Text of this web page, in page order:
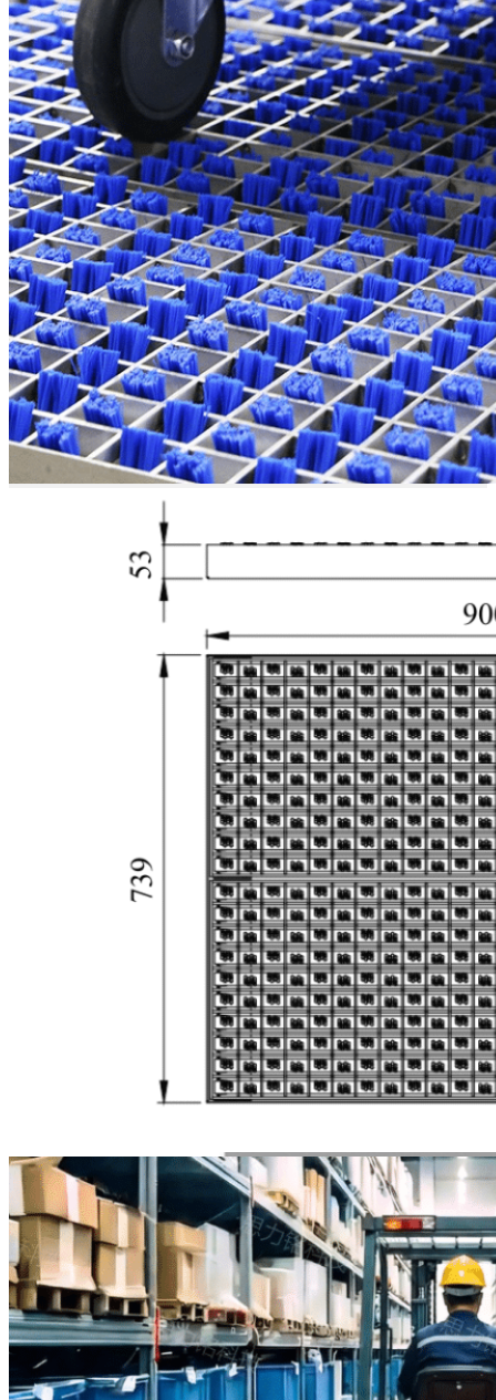
y robusto
Fabricado en acero
inoxidable 304, este
sistema está diseñado
para vehículos de gran
tonelaje y entornos
industriales exigentes. Es
compatible con una
amplia gama de equipos —
entre los que se incluyen
vehículos guiados
automáticamente (AGV),
robots móviles autónomos
(AMR), carretillas
elevadoras compactas y
carretillas elevadoras con
conductor a bordo— y
tiene una capacidad de
carga estándar de 3
opcionalmente hasta 10